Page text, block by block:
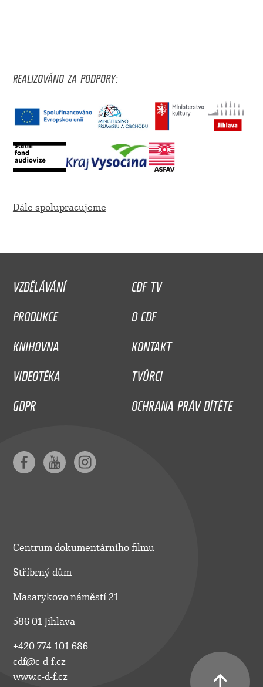
REALIZOVÁNO ZA PODPORY:
Dále spolupracujeme
VZDĚLÁVÁNÍ
CDF TV
PRODUKCE
O CDF
KNIHOVNA
KONTAKT
VIDEOTÉKA
TVŮRCI
GDPR
OCHRANA PRÁV DÍTĚTE
Centrum dokumentárního filmu
Stříbrný dům
Masarykovo náměstí 21
586 01 Jihlava
+420 774 101 686
cdf@c-d-f.cz
www.c-d-f.cz